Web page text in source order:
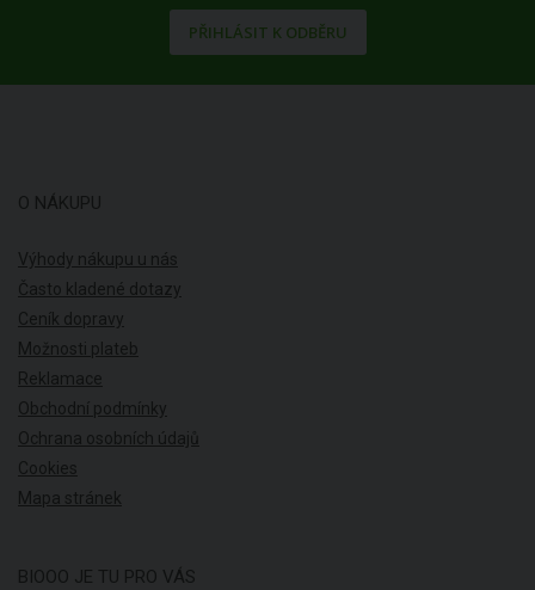
PŘIHLÁSIT K ODBĚRU
O NÁKUPU
Výhody nákupu u nás
Často kladené dotazy
Ceník dopravy
Možnosti plateb
Reklamace
Obchodní podmínky
Ochrana osobních údajů
Cookies
Mapa stránek
BIOOO JE TU PRO VÁS